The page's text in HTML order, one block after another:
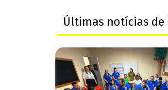
Últimas notícias de